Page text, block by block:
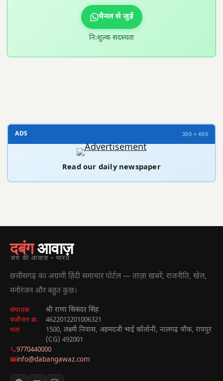
चैनल से जुड़ें
निःशुल्क सदस्यता
ADS 300 × 600
Read our daily newspaper
दबंगआवाज़
सच की आवाज़ • भारत
छत्तीसगढ़ का अग्रणी हिंदी समाचार पोर्टल — ताज़ा खबरें, राजनीति, खेल,
मनोरंजन और बहुत कुछ।
संपादक श्री राणा सिकंदर सिंह
पंजीयन क्र. 4622012201006321
पता
1500, लक्ष्मी निवास, अहमदजी भाई कॉलोनी, नालगढ़ चौक, रायपुर
(CG) 492001
9770440000
info@dabangawaz.com